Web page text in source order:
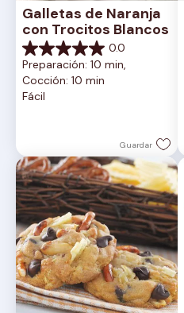
Galletas de Naranja
con Trocitos Blancos
0.0
0.0
de
5
estrellas.
Preparación: 10 min,
Cocción: 10 min
Fácil
Guardar